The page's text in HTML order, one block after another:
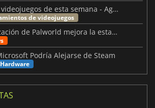
Lanzamientos de videojuegos de esta semana - Agosto de 2026 (semana 32)
de videojuegos
La última actualización de Palworld mejora la estabilidad
Podría Alejarse de Steam